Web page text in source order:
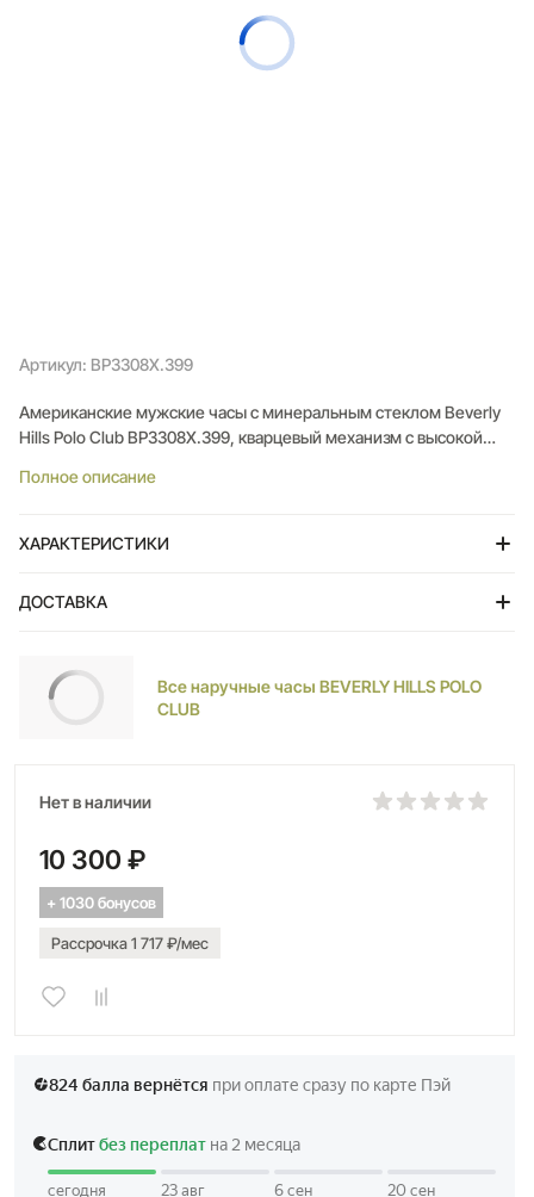
Артикул: BP3308X.399
Американские мужские часы с минеральным стеклом Beverly
Hills Polo Club BP3308X.399, кварцевый механизм с высокой
корпус от случайных брызг или капель дождя. Корпус часов
Полное описание
ХАРАКТЕРИСТИКИ
ДОСТАВКА
Все наручные часы BEVERLY HILLS POLO
CLUB
Нет в наличии
10 300 ₽
+ 1030 бонусов
Рассрочка 1 717 ₽/мес